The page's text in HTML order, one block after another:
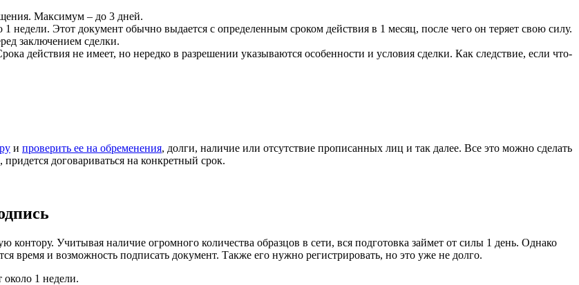
Максимум – до 3 дней.
1 недели. Этот документ обычно выдается с определенным сроком действия в 1 месяц, после чего он теряет свою силу.
заключением сделки.
действия не имеет, но нередко в разрешении указываются особенности и условия сделки. Как следствие, если что-
и проверить ее на обременения, долги, наличие или отсутствие прописанных лиц и так далее. Все это можно сделать
договариваться на конкретный срок.
контору. Учитывая наличие огромного количества образцов в сети, вся подготовка займет от силы 1 день. Однако
время и возможность подписать документ. Также его нужно регистрировать, но это уже не долго.
1 недели.